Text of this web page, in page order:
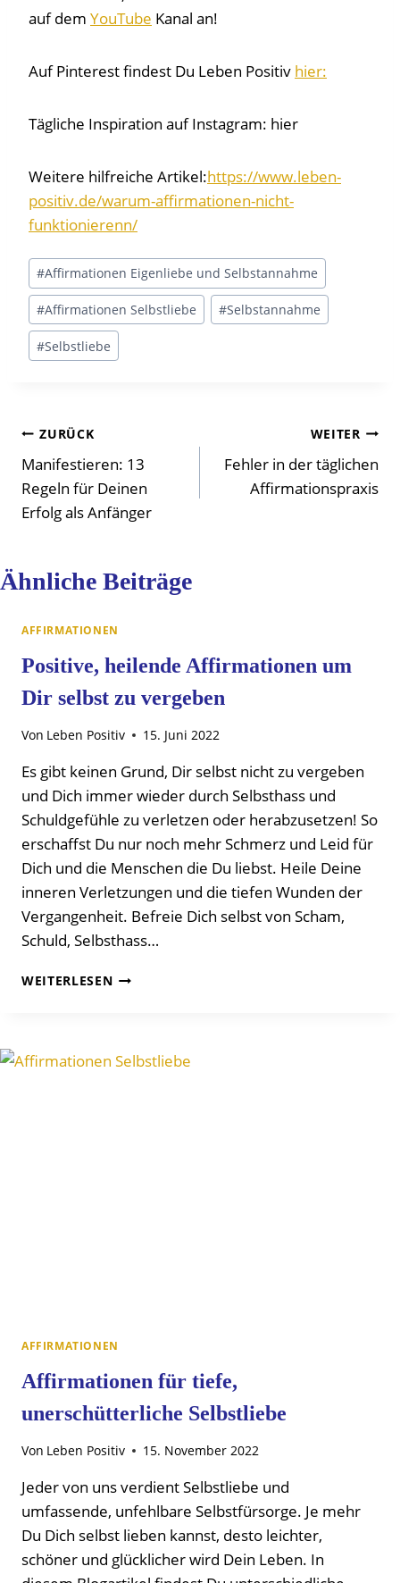
auf dem YouTube Kanal an!
Auf Pinterest findest Du Leben Positiv hier:
Tägliche Inspiration auf Instagram: hier
Weitere hilfreiche Artikel:https://www.leben-
positiv.de/warum-affirmationen-nicht-
funktionierenn/
Schlagworte:
#Affirmationen Eigenliebe und Selbstannahme
#Affirmationen Selbstliebe #Selbstannahme
#Selbstliebe
Beitragsnavigation
ZURÜCK
Manifestieren: 13
Regeln für Deinen
Erfolg als Anfänger
WEITER
Fehler in der täglichen
Affirmationspraxis
Ähnliche Beiträge
AFFIRMATIONEN
Positive, heilende Affirmationen um
Dir selbst zu vergeben
Von Leben Positiv 15. Juni 2022
Es gibt keinen Grund, Dir selbst nicht zu vergeben
und Dich immer wieder durch Selbsthass und
Schuldgefühle zu verletzen oder herabzusetzen! So
erschaffst Du nur noch mehr Schmerz und Leid für
Dich und die Menschen die Du liebst. Heile Deine
inneren Verletzungen und die tiefen Wunden der
Vergangenheit. Befreie Dich selbst von Scham,
Schuld, Selbsthass…
WEITERLESENPOSITIVE,
DIR
SELBST
AFFIRMATIONEN
Affirmationen für tiefe,
unerschütterliche Selbstliebe
Von Leben Positiv 15. November 2022
Jeder von uns verdient Selbstliebe und
umfassende, unfehlbare Selbstfürsorge. Je mehr
Du Dich selbst lieben kannst, desto leichter,
schöner und glücklicher wird Dein Leben. In